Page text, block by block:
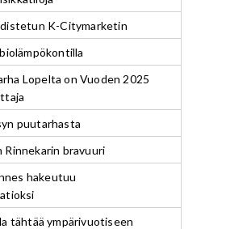
K-Citymarketin
Lopelta on Vuoden 2025
puutarhasta
Rinnekarin bravuuri
hakeutuu
tähtää ympärivuotiseen